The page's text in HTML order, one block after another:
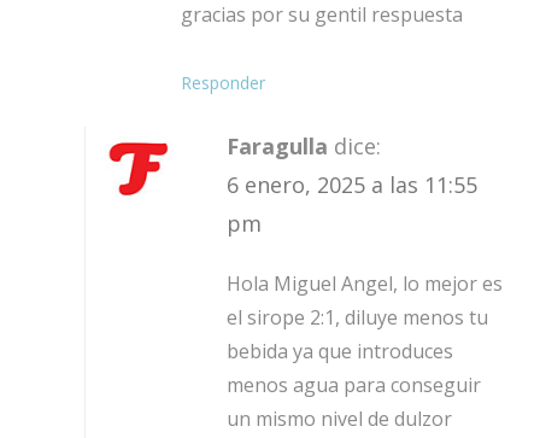
gracias por su gentil respuesta
Responder
Faragulla dice:
6 enero, 2025 a las 11:55
pm
Hola Miguel Angel, lo mejor es
el sirope 2:1, diluye menos tu
bebida ya que introduces
menos agua para conseguir
un mismo nivel de dulzor